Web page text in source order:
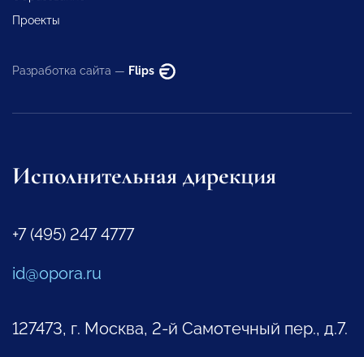
Проекты
Разработка сайта — Flips
Исполнительная дирекция
+7 (495) 247 4777
id@opora.ru
127473, г. Москва, 2-й Самотечный пер., д.7.